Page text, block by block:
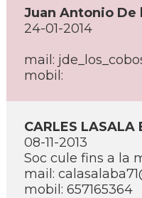
Juan Antonio De
24-01-2014
mail:
mobil:
CARLES LASALA
08-11-2013
Soc cule fins a la
mail:
mobil: 657165364